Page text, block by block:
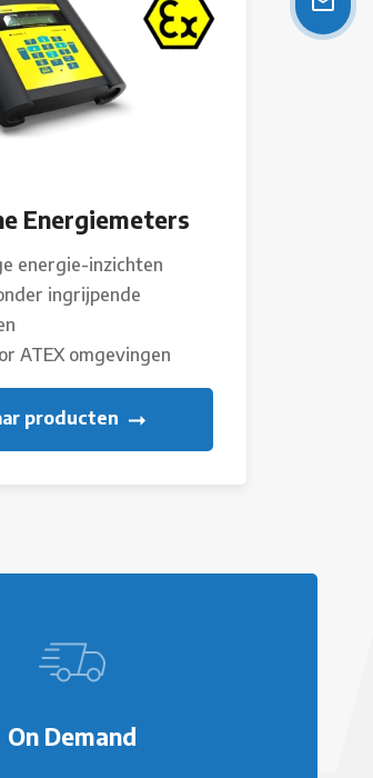
Energiemeters
energie-inzichten
ingrijpende
ATEX omgevingen
producten
On Demand